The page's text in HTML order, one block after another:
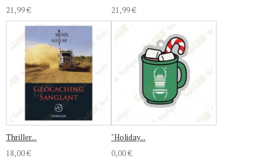
21,99 €
21,99 €
Thriller...
18,00 €
"Holiday...
0,00 €